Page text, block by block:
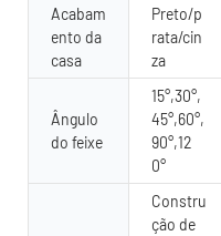
Acabam
ento da
casa
Preto/p
rata/cin
za
Ângulo
do feixe
15°,30°,
45°,60°,
90°,12
0°
Constru
ção de